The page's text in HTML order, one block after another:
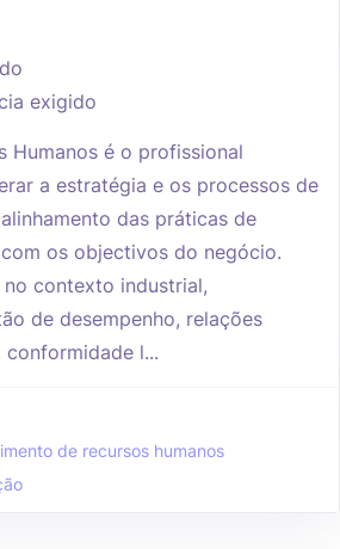
exigido
Humanos é o profissional
a estratégia e os processos de
das práticas de
os objectivos do negócio.
contexto industrial,
de desempenho, relações
conformidade l...
de recursos humanos